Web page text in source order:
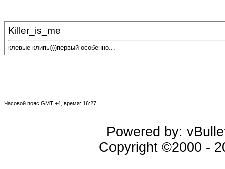
Killer_is_me
клевые клипы)))первый особенно...
Часовой пояс GMT +4, время: 16:27.
Powered by:
Copyright ©2000 -